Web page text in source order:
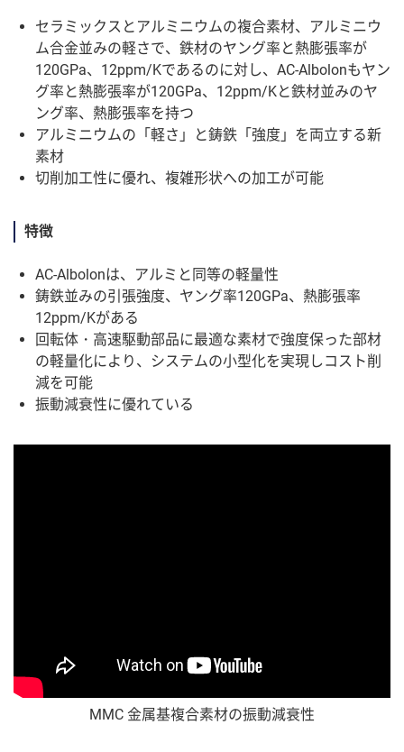
セラミックスとアルミニウムの複合素材、アルミニウ
ム合金並みの軽さで、鉄材のヤング率と熱膨張率が
120GPa、12ppm/Kであるのに対し、AC-Albolonもヤン
グ率と熱膨張率が120GPa、12ppm/Kと鉄材並みのヤ
ング率、熱膨張率を持つ
アルミニウムの「軽さ」と鋳鉄「強度」を両立する新
素材
切削加工性に優れ、複雑形状への加工が可能
特徴
AC-Albolonは、アルミと同等の軽量性
鋳鉄並みの引張強度、ヤング率120GPa、熱膨張率
12ppm/Kがある
回転体・高速駆動部品に最適な素材で強度保った部材
の軽量化により、システムの小型化を実現しコスト削
減を可能
振動減衰性に優れている
MMC 金属基複合素材の振動減衰性